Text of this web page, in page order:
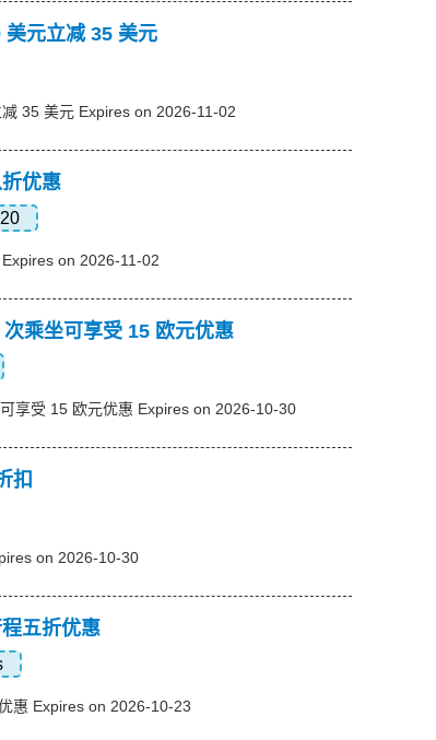
元立减 35 美元
35 美元 Expires on 2026-11-02
优惠
on 2026-11-02
乘坐可享受 15 欧元优惠
享受 15 欧元优惠 Expires on 2026-10-30
扣
on 2026-10-30
五折优惠
惠 Expires on 2026-10-23